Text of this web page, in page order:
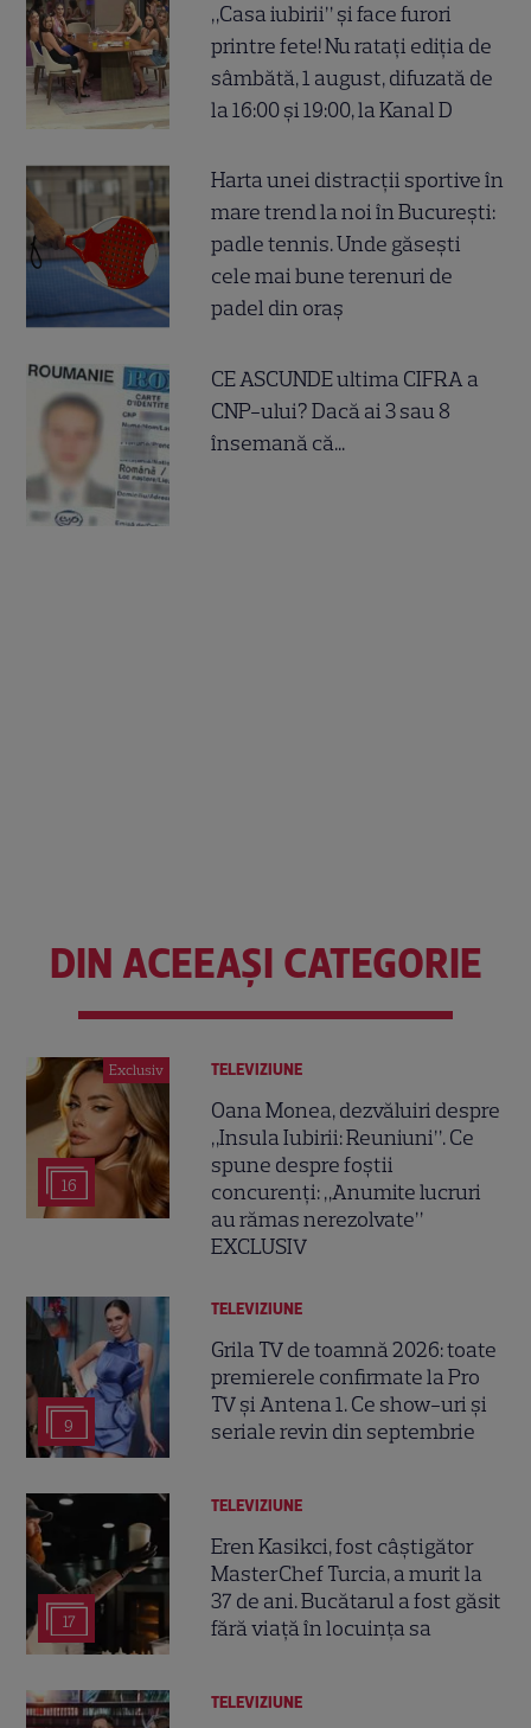
„Casa iubirii” și face furori
printre fete! Nu ratați ediția de
sâmbătă, 1 august, difuzată de
la 16:00 și 19:00, la Kanal D
Harta unei distracții sportive în
mare trend la noi în București:
padle tennis. Unde găsești
cele mai bune terenuri de
padel din oraș
CE ASCUNDE ultima CIFRA a
CNP-ului? Dacă ai 3 sau 8
însemană că...
DIN ACEEAȘI CATEGORIE
Exclusiv
16
TELEVIZIUNE
Oana Monea, dezvăluiri despre
„Insula Iubirii: Reuniuni”. Ce
spune despre foștii
concurenți: „Anumite lucruri
au rămas nerezolvate”
EXCLUSIV
9
TELEVIZIUNE
Grila TV de toamnă 2026: toate
premierele confirmate la Pro
TV și Antena 1. Ce show-uri și
seriale revin din septembrie
17
TELEVIZIUNE
Eren Kasikci, fost câștigător
MasterChef Turcia, a murit la
37 de ani. Bucătarul a fost găsit
fără viață în locuința sa
TELEVIZIUNE